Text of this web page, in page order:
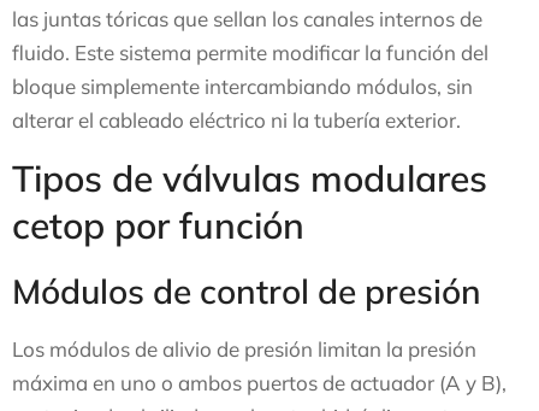
las juntas tóricas que sellan los canales internos de
fluido. Este sistema permite modificar la función del
bloque simplemente intercambiando módulos, sin
alterar el cableado eléctrico ni la tubería exterior.
Tipos de válvulas modulares
cetop por función
Módulos de control de presión
Los módulos de alivio de presión limitan la presión
máxima en uno o ambos puertos de actuador (A y B),